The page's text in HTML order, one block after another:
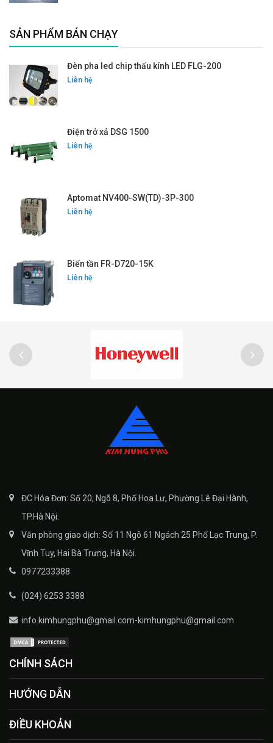
SẢN PHẨM BÁN CHẠY
Đèn pha led chip thấu kính LED FLG-200
Liên hệ
Điện trở xả DSG 1500
Liên hệ
Aptomat NV400-SW(TD)-3P-300
Liên hệ
Biến tần FR-D720-15K
Liên hệ
ĐC Hóa Đơn: Số 20, Ngõ 8, Phố Hoa Lư, Phường Lê Đại Hành,
TP.Hà Nội.
Văn phòng giao dịch: Số 11 Ngõ 61 Ngách 25 Phố Lạc Trung, P.
Vĩnh Tuy, Hai Bà Trưng, Hà Nội.
0977233388
(024) 6253 3388
info.kimhungphu@gmail.com-kimhungphu@gmail.com
CHÍNH SÁCH
HƯỚNG DẪN
ĐIỀU KHOẢN